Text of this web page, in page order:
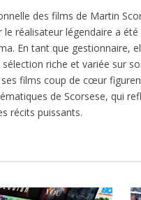
des films de Martin
réalisateur légendaire a
En tant que gestionnaire,
riche et variée sur
films coup de cœur
de Scorsese, qui
récits puissants.